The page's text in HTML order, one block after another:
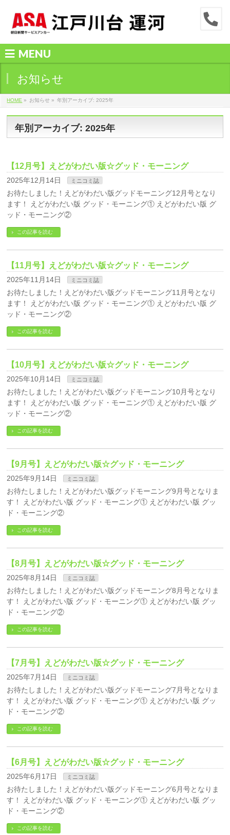
MENU
お知らせ
HOME » お知らせ » 年別アーカイブ: 2025年
年別アーカイブ: 2025年
【12月号】えどがわだい版☆グッド・モーニング
2025年12月14日 ミニコミ誌
お待たしました！えどがわだい版グッドモーニング12月号となり
ます！ えどがわだい版 グッド・モーニング① えどがわだい版 グ
ッド・モーニング②
この記事を読む
【11月号】えどがわだい版☆グッド・モーニング
2025年11月14日 ミニコミ誌
お待たしました！えどがわだい版グッドモーニング11月号となり
ます！ えどがわだい版 グッド・モーニング① えどがわだい版 グ
ッド・モーニング②
この記事を読む
【10月号】えどがわだい版☆グッド・モーニング
2025年10月14日 ミニコミ誌
お待たしました！えどがわだい版グッドモーニング10月号となり
ます！ えどがわだい版 グッド・モーニング① えどがわだい版 グ
ッド・モーニング②
この記事を読む
【9月号】えどがわだい版☆グッド・モーニング
2025年9月14日 ミニコミ誌
お待たしました！えどがわだい版グッドモーニング9月号となりま
す！ えどがわだい版 グッド・モーニング① えどがわだい版 グッ
ド・モーニング②
この記事を読む
【8月号】えどがわだい版☆グッド・モーニング
2025年8月14日 ミニコミ誌
お待たしました！えどがわだい版グッドモーニング8月号となりま
す！ えどがわだい版 グッド・モーニング① えどがわだい版 グッ
ド・モーニング②
この記事を読む
【7月号】えどがわだい版☆グッド・モーニング
2025年7月14日 ミニコミ誌
お待たしました！えどがわだい版グッドモーニング7月号となりま
す！ えどがわだい版 グッド・モーニング① えどがわだい版 グッ
ド・モーニング②
この記事を読む
【6月号】えどがわだい版☆グッド・モーニング
2025年6月17日 ミニコミ誌
お待たしました！えどがわだい版グッドモーニング6月号となりま
す！ えどがわだい版 グッド・モーニング① えどがわだい版 グッ
ド・モーニング②
この記事を読む